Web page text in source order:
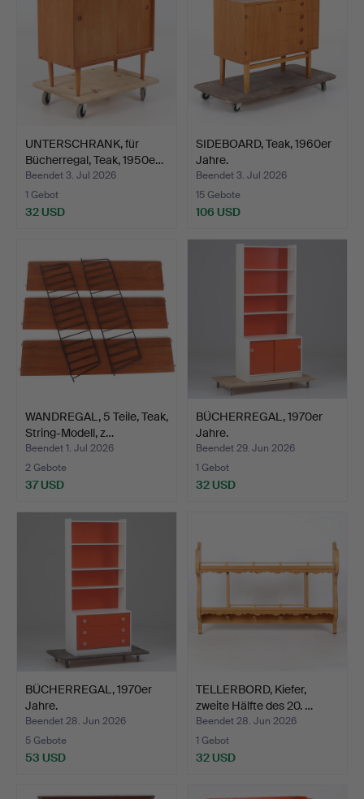
UNTERSCHRANK, für
Bücherregal, Teak, 1950e…
Beendet 3. Jul 2026
1 Gebot
32 USD
SIDEBOARD, Teak, 1960er
Jahre.
Beendet 3. Jul 2026
15 Gebote
106 USD
WANDREGAL, 5 Teile, Teak,
String-Modell, z…
Beendet 1. Jul 2026
2 Gebote
37 USD
BÜCHERREGAL, 1970er
Jahre.
Beendet 29. Jun 2026
1 Gebot
32 USD
BÜCHERREGAL, 1970er
Jahre.
Beendet 28. Jun 2026
5 Gebote
53 USD
TELLERBORD, Kiefer,
zweite Hälfte des 20. …
Beendet 28. Jun 2026
1 Gebot
32 USD